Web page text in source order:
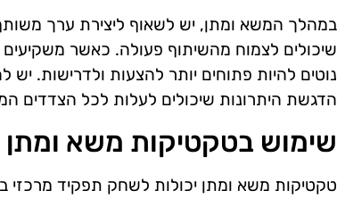
במהלך המשא ומתן, יש לשאוף ליצירת ערך
שיכולים לצמוח מהשיתוף פעולה. כאשר
נוטים להיות פתוחים יותר להצעות ולדרישות.
הדגשת היתרונות שיכולים לעלות לכל הצדדים
שימוש בטקטיקות משא ומתן
טקטיקות משא ומתן יכולות לשחק תפקיד מרכזי